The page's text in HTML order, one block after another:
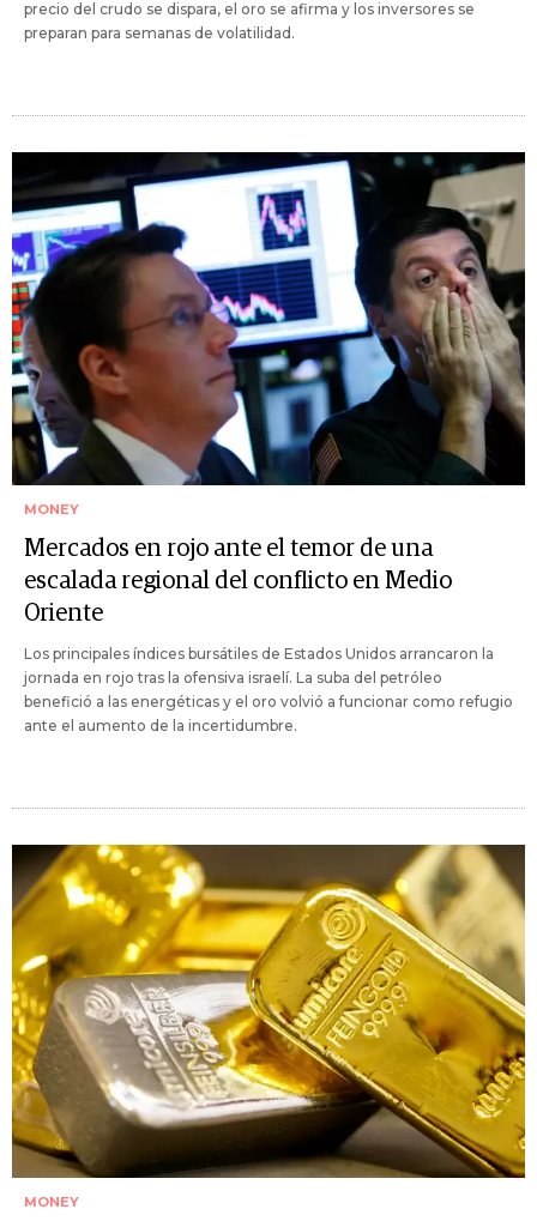
precio del crudo se dispara, el oro se afirma y los inversores se
preparan para semanas de volatilidad.
MONEY
Mercados en rojo ante el temor de una
escalada regional del conflicto en Medio
Oriente
Los principales índices bursátiles de Estados Unidos arrancaron la
jornada en rojo tras la ofensiva israelí. La suba del petróleo
benefició a las energéticas y el oro volvió a funcionar como refugio
ante el aumento de la incertidumbre.
MONEY